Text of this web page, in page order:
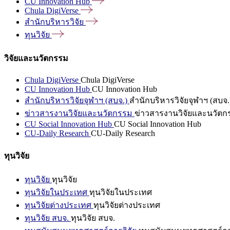
Chula DigiVerse
สำนักบริหารวิจัย
ทุนวิจัย
วิจัยและนวัตกรรม
Chula DigiVerse Chula DigiVerse
CU Innovation Hub CU Innovation Hub
สำนักบริหารวิจัยจุฬาฯ (สบจ.) สำนักบริหารวิจัยจุฬาฯ (สบจ
ข่าวสารงานวิจัยและนวัตกรรม ข่าวสารงานวิจัยและนวัตก
CU Social Innovation Hub CU Social Innovation Hub
CU-Daily Research CU-Daily Research
ทุนวิจัย
ทุนวิจัย ทุนวิจัย
ทุนวิจัยในประเทศ ทุนวิจัยในประเทศ
ทุนวิจัยต่างประเทศ ทุนวิจัยต่างประเทศ
ทุนวิจัย สบจ. ทุนวิจัย สบจ.